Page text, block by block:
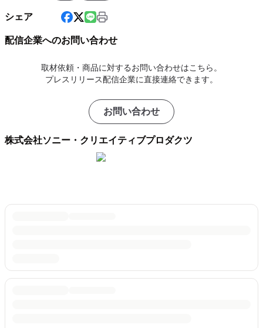
シェア
配信企業へのお問い合わせ
取材依頼・商品に対するお問い合わせはこちら。
プレスリリース配信企業に直接連絡できます。
お問い合わせ
株式会社ソニー・クリエイティブプロダクツ